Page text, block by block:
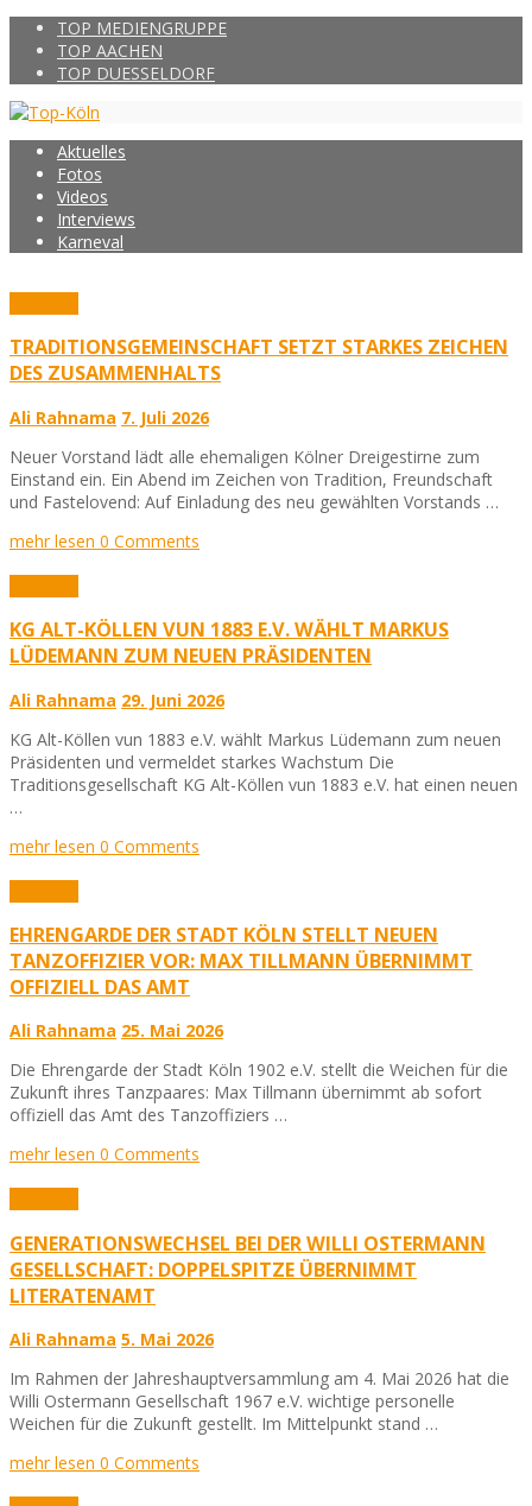
TOP MEDIENGRUPPE
TOP AACHEN
TOP DUESSELDORF
Aktuelles
Fotos
Videos
Interviews
Karneval
TRADITIONSGEMEINSCHAFT SETZT STARKES ZEICHEN
DES ZUSAMMENHALTS
Ali Rahnama 7. Juli 2026
Neuer Vorstand lädt alle ehemaligen Kölner Dreigestirne zum
Einstand ein. Ein Abend im Zeichen von Tradition, Freundschaft
und Fastelovend: Auf Einladung des neu gewählten Vorstands …
mehr lesen 0 Comments
KG ALT-KÖLLEN VUN 1883 E.V. WÄHLT MARKUS
LÜDEMANN ZUM NEUEN PRÄSIDENTEN
Ali Rahnama 29. Juni 2026
KG Alt-Köllen vun 1883 e.V. wählt Markus Lüdemann zum neuen
Präsidenten und vermeldet starkes Wachstum Die
Traditionsgesellschaft KG Alt-Köllen vun 1883 e.V. hat einen neuen
…
mehr lesen 0 Comments
EHRENGARDE DER STADT KÖLN STELLT NEUEN
TANZOFFIZIER VOR: MAX TILLMANN ÜBERNIMMT
OFFIZIELL DAS AMT
Ali Rahnama 25. Mai 2026
Die Ehrengarde der Stadt Köln 1902 e.V. stellt die Weichen für die
Zukunft ihres Tanzpaares: Max Tillmann übernimmt ab sofort
offiziell das Amt des Tanzoffiziers …
mehr lesen 0 Comments
GENERATIONSWECHSEL BEI DER WILLI OSTERMANN
GESELLSCHAFT: DOPPELSPITZE ÜBERNIMMT
LITERATENAMT
Ali Rahnama 5. Mai 2026
Im Rahmen der Jahreshauptversammlung am 4. Mai 2026 hat die
Willi Ostermann Gesellschaft 1967 e.V. wichtige personelle
Weichen für die Zukunft gestellt. Im Mittelpunkt stand …
mehr lesen 0 Comments